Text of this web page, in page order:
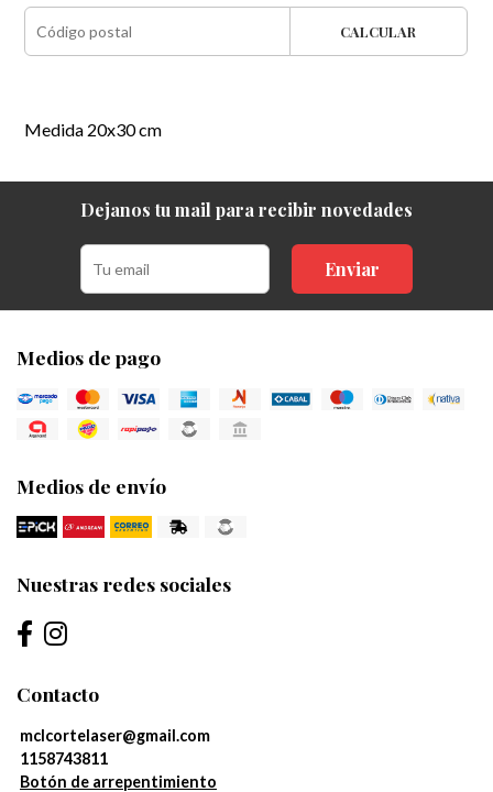
CALCULAR
Medida 20x30 cm
Dejanos tu mail para recibir novedades
Enviar
Medios de pago
Medios de envío
Nuestras redes sociales
Contacto
mclcortelaser@gmail.com
1158743811
Botón de arrepentimiento